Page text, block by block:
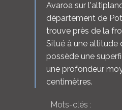
Avaroa sur
département de
trouve près de la
Situé à une altitude
possède une
une profondeur
centimètres.
Mots-clés :